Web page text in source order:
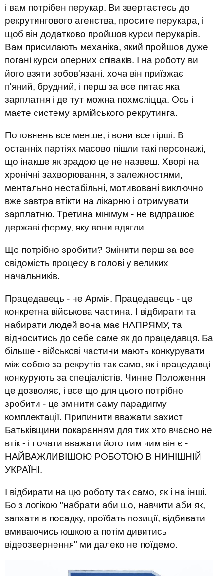
і вам потрібен перукар. Ви звертаєтесь до
рекрутингового агенства, просите перукара, і
щоб він додатково пройшов курси перукарів.
Вам присилають механіка, який пройшов дуже
погані курси оперних співаків. І на роботу ви
його взяти зобов'язані, хоча він приїзжає
п'яний, брудний, і перш за все питає яка
зарплатня і де тут можна похмєліцца. Ось і
маєте систему армійського рекрутинга.
Поповнень все менше, і вони все гірші. В
останніх партіях масово пішли такі персонажі,
що інакше як зрадою це не назвеш. Хворі на
хронічні захворювання, з залежностями,
ментально нестабільні, мотивовані виключно
вже завтра втікти на лікарню і отримувати
зарплатню. Третина мінімум - не відпрацює
державі форму, яку вони вдягли.
Що потрібно зробити? Змінити перш за все
свідомість процесу в голові у великих
начальників.
Працедавець - не Армія. Працедавець - це
конкретна військова частина. І відбирати та
набирати людей вона має НАПРЯМУ, та
відноситись до себе саме як до працедавця. Ба
більше - військові частини мають конкурувати
між собою за рекрутів так само, як і працедавці
конкурують за спеціалістів. Чинне Положення
це дозволяє, і все що для цього потрібно
зробити - це змінити саму парадигму
комплектації. Припинити вважати захист
Батьківщини покаранням для тих хто вчасно не
втік - і почати вважати його тим чим він є -
НАЙВАЖЛИВІШОЮ РОБОТОЮ В НИНІШНІЙ
УКРАЇНІ.
І відбирати на цю роботу так само, як і на інші.
Бо з логікою "набрати аби шо, навчити аби як,
запхати в посадку, проїбать позиції, відбивати
вмиваючись юшкою а потім дивитись
відеозвернення" ми далеко не поїдемо.